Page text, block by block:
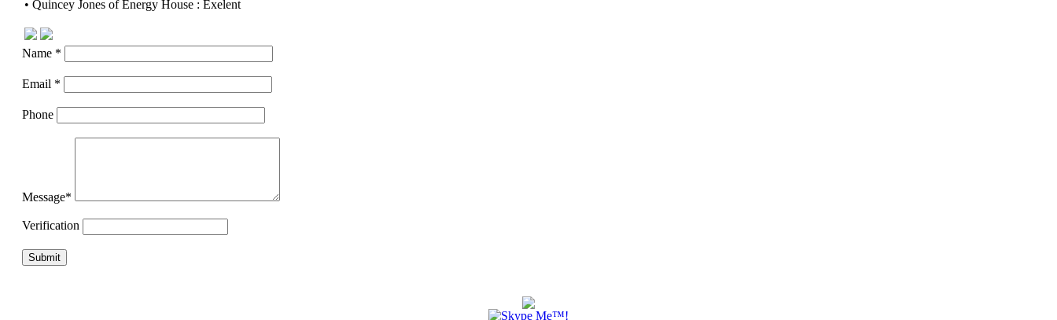
• Quincey Jones of Energy House : Exelent
Name *
Email *
Phone
Message*
Verification